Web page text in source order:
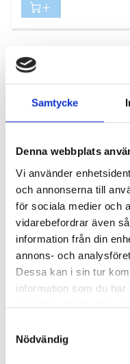
Samtycke
Denna webbplats
Vi använder
och annonserna till
för sociala medier och
vidarebefordrar även
information från din
annons- och
Dessa kan i sin tur
information som du
samlat in när du har
Nödvändig
AIRSTAR